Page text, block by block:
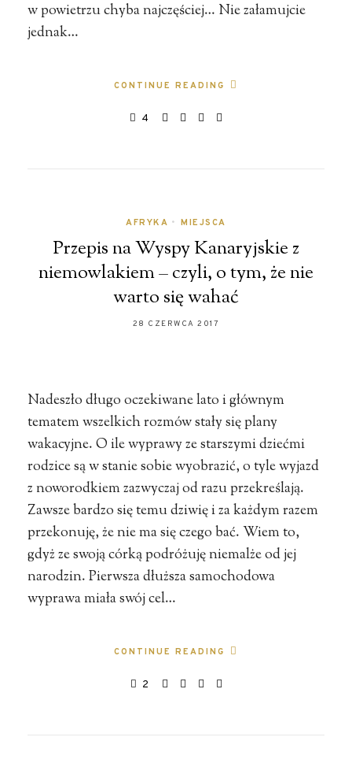
w powietrzu chyba najczęściej… Nie załamujcie
jednak…
CONTINUE READING
4
AFRYKA • MIEJSCA
Przepis na Wyspy Kanaryjskie z
niemowlakiem – czyli, o tym, że nie
warto się wahać
28 CZERWCA 2017
Nadeszło długo oczekiwane lato i głównym
tematem wszelkich rozmów stały się plany
wakacyjne. O ile wyprawy ze starszymi dziećmi
rodzice są w stanie sobie wyobrazić, o tyle wyjazd
z noworodkiem zazwyczaj od razu przekreślają.
Zawsze bardzo się temu dziwię i za każdym razem
przekonuję, że nie ma się czego bać. Wiem to,
gdyż ze swoją córką podróżuję niemalże od jej
narodzin. Pierwsza dłuższa samochodowa
wyprawa miała swój cel…
CONTINUE READING
2